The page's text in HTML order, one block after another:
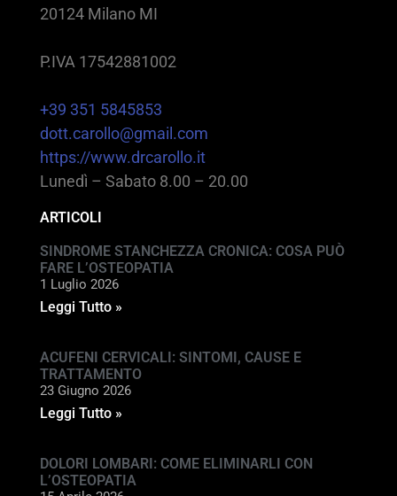
20124 Milano MI
P.IVA 17542881002
+39 351 5845853
dott.carollo@gmail.com
https://www.drcarollo.it
Lunedì – Sabato 8.00 – 20.00
ARTICOLI
SINDROME STANCHEZZA CRONICA: COSA PUÒ
FARE L’OSTEOPATIA
1 Luglio 2026
Leggi Tutto »
ACUFENI CERVICALI: SINTOMI, CAUSE E
TRATTAMENTO
23 Giugno 2026
Leggi Tutto »
DOLORI LOMBARI: COME ELIMINARLI CON
L’OSTEOPATIA